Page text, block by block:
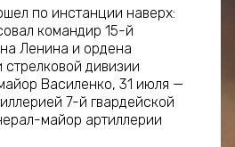
по инстанции наверх:
командир 15-й
Ленина и ордена
дивизии
Василенко, 31 июля —
7-й гвардейской
майор артиллерии